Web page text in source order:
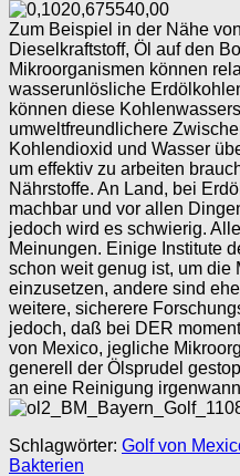
Zum Beispiel in der Nähe
Dieselkraftstoff, Öl auf den
Mikroorganismen können
wasserunlösliche
können diese
umweltfreundlichere
Kohlendioxid und Wasser
um effektiv zu arbeiten
Nährstoffe. An Land, bei
machbar und vor allen
jedoch wird es schwierig.
Meinungen. Einige Institute
schon weit genug ist, um die
einzusetzen, andere sind
weitere, sicherere
jedoch, daß bei DER
von Mexico, jegliche
generell der Ölsprudel
an eine Reinigung
Schlagwörter: Golf von
Bakterien